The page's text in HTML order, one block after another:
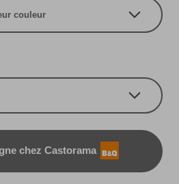
couleur
chez Castorama